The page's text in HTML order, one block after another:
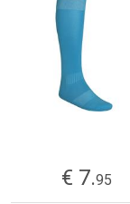
€ 7.95